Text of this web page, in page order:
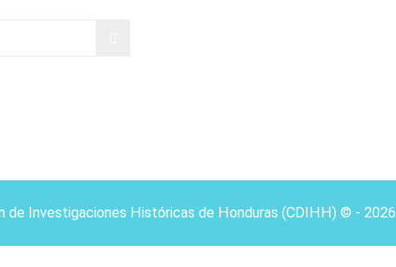
de Investigaciones Históricas de Honduras (CDIHH) © - 2026